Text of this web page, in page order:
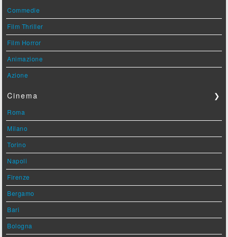
Commedie
Film Thriller
Film Horror
Animazione
Azione
Cinema ❯
Roma
Milano
Torino
Napoli
Firenze
Bergamo
Bari
Bologna